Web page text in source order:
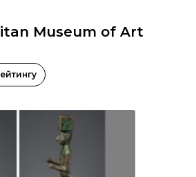
Museum of Art